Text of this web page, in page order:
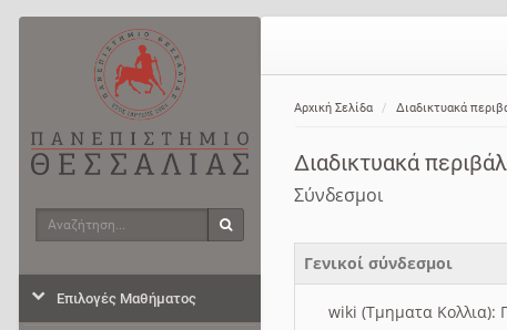
Αρχική Σελίδα Διαδικτυακά
Διαδικτυακά
Σύνδεσμοι
Γενικοί σύνδεσμοι
wiki (Τμηματα
Αναζήτηση
Επιλογές Μαθήματος